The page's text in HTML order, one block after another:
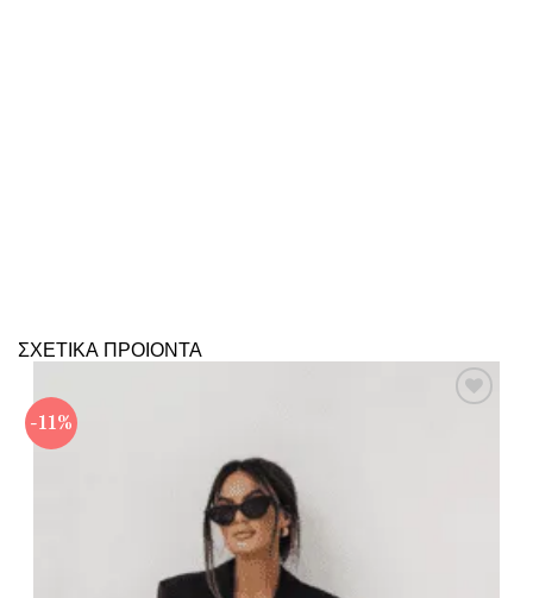
ΣΧΕΤΙΚΑ ΠΡΟΙΟΝΤΑ
-11%